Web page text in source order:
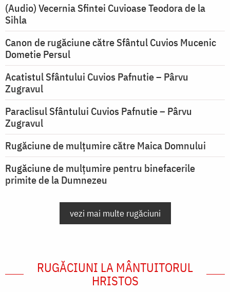
(Audio) Vecernia Sfintei Cuvioase Teodora de la
Sihla
Canon de rugăciune către Sfântul Cuvios Mucenic
Dometie Persul
Acatistul Sfântului Cuvios Pafnutie – Pârvu
Zugravul
Paraclisul Sfântului Cuvios Pafnutie – Pârvu
Zugravul
Rugăciune de mulţumire către Maica Domnului
Rugăciune de mulțumire pentru binefacerile
primite de la Dumnezeu
vezi mai multe rugăciuni
RUGĂCIUNI LA MÂNTUITORUL
HRISTOS